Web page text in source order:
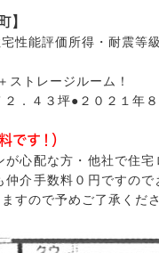
】
性能評価所得・耐震等
ストレージルーム！
．４３坪●２０２１年８
です！）
心配な方・他社で住
介手数料０円ですので
すので予めご了承くださ